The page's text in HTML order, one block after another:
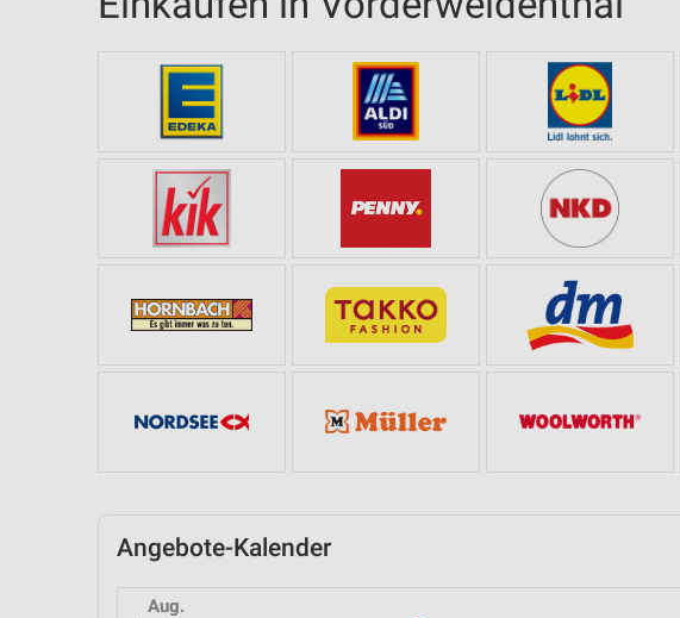
Angebote-Kalender
Aug.